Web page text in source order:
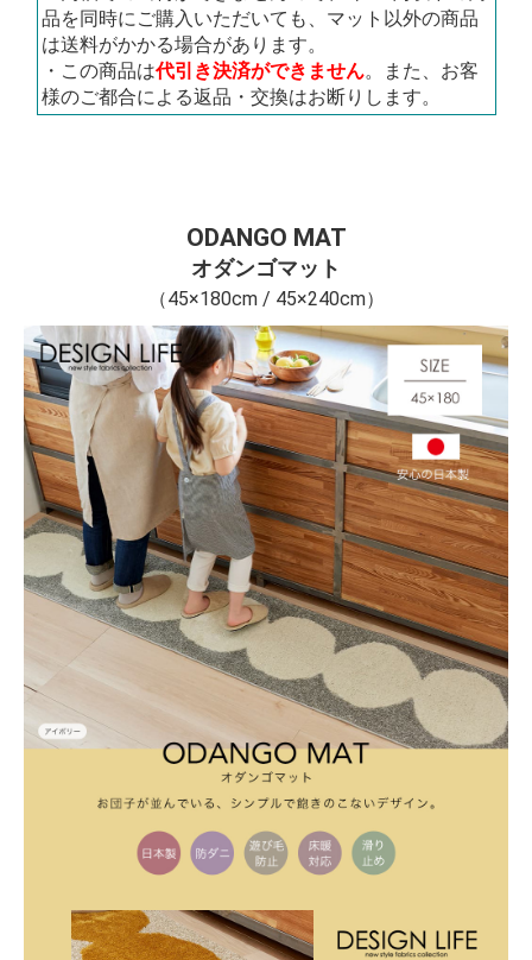
品を同時にご購入いただいても、マット以外の商品
は送料がかかる場合があります。
・この商品は代引き決済ができません。また、お客
様のご都合による返品・交換はお断りします。
ODANGO MAT
オダンゴマット
（45×180cm / 45×240cm）